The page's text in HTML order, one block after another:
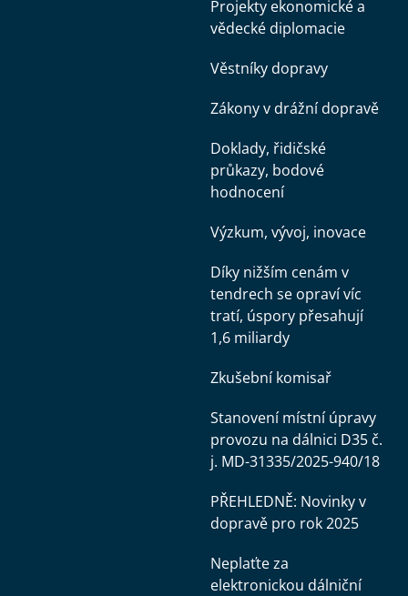
Projekty ekonomické a
vědecké diplomacie
Věstníky dopravy
Zákony v drážní dopravě
Doklady, řidičské
průkazy, bodové
hodnocení
Výzkum, vývoj, inovace
Díky nižším cenám v
tendrech se opraví víc
tratí, úspory přesahují
1,6 miliardy
Zkušební komisař
Stanovení místní úpravy
provozu na dálnici D35 č.
j. MD-31335/2025-940/18
PŘEHLEDNĚ: Novinky v
dopravě pro rok 2025
Neplaťte za
elektronickou dálniční